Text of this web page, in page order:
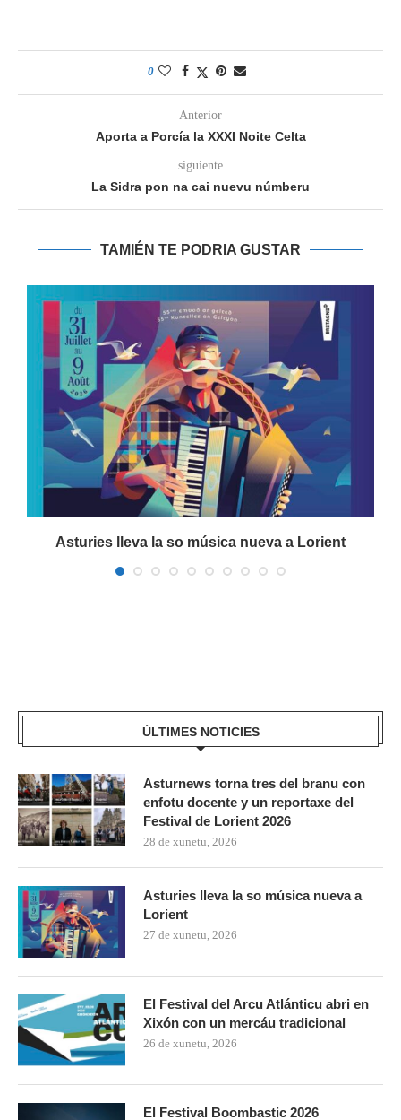
0
Anterior
Aporta a Porcía la XXXI Noite Celta
siguiente
La Sidra pon na cai nuevu númberu
TAMIÉN TE PODRIA GUSTAR
Asturies lleva la so música nueva a Lorient
ÚLTIMES NOTICIES
Asturnews torna tres del branu con
enfotu docente y un reportaxe del
Festival de Lorient 2026
28 de xunetu, 2026
Asturies lleva la so música nueva a
Lorient
27 de xunetu, 2026
El Festival del Arcu Atlánticu abri en
Xixón con un mercáu tradicional
26 de xunetu, 2026
El Festival Boombastic 2026